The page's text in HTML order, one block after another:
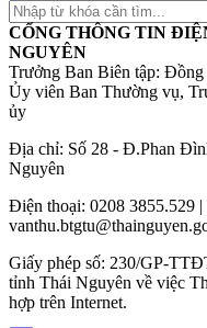
CỔNG THÔNG TIN
NGUYÊN
Trưởng Ban Biên tập:
Ủy viên Ban Thường vụ,
ủy
Địa chỉ: Số 28 - Đ.Phan
Nguyên
Điện thoại: 0208 3855.529 |
Giấy phép số: 230/GP-
tỉnh Thái Nguyên về việc
hợp trên Internet.